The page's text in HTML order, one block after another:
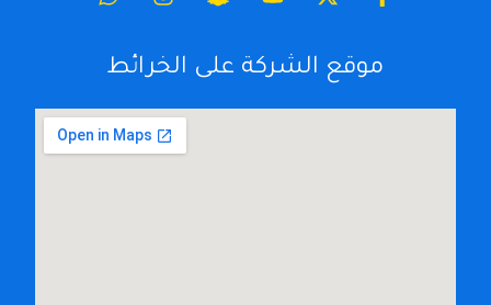
موقع الشركة على الخرائط